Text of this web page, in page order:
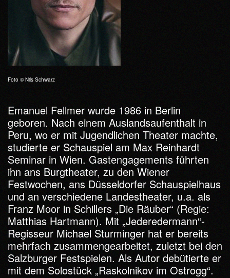
Foto © Nils Schwarz
Emanuel Fellmer wurde 1986 in Berlin
geboren. Nach einem Auslandsaufenthalt in
Peru, wo er mit Jugendlichen Theater machte,
studierte er Schauspiel am Max Reinhardt
Seminar in Wien. Gastengagements führten
ihn ans Burgtheater, zu den Wiener
Festwochen, ans Düsseldorfer Schauspielhaus
und an verschiedene Landestheater, u.a. als
Franz Moor in Schillers „Die Räuber“ (Regie:
Matthias Hartmann). Mit „Jederedermann“-
Regisseur Michael Sturminger hat er bereits
mehrfach zusammengearbeitet, zuletzt bei den
Salzburger Festspielen. Als Autor debütierte er
mit dem Solostück „Raskolnikov im Ostrogg“.